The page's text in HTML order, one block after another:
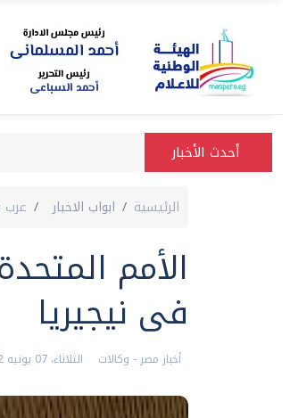
أحدث الأخبار
الرئيسية ابواب الاخبار عرب
الأمم
فى نيجيريا
أخبار مصر - وكالات الثلاثاء، 07 يونيه 2022 07:22 ص